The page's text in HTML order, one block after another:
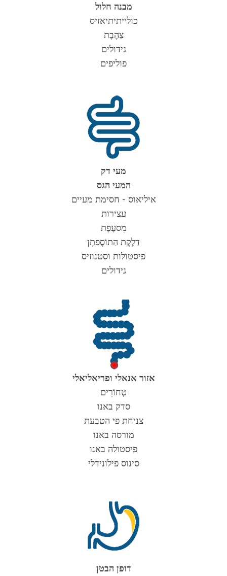
מבנה חלול
כולייתיתיאזיס
צַהֶבֶת
גידולים
פוליפים
מעי דק
המעי הגס
איליאוס - חסימת מעיים
עצירות
מִסעֶפֶת
דַלֶקֶת הַתוֹסֶפתָן
פיסטולות וסטנוזיס
גידולים
אזור אנאלי ופריאליאלי
טְחוֹרִים
סדק באנו
צניחת פי הטבעת
מורסה באנו
פיסטולה באנו
סינוס פילונידלי
דופן הבטן